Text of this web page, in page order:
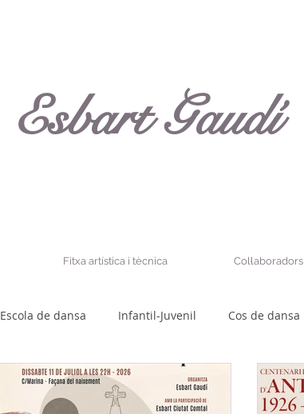
Esbart Gaudí
Fitxa artística i tècnica Col·laboradors
Escola de dansa Infantil-Juvenil Cos de dansa